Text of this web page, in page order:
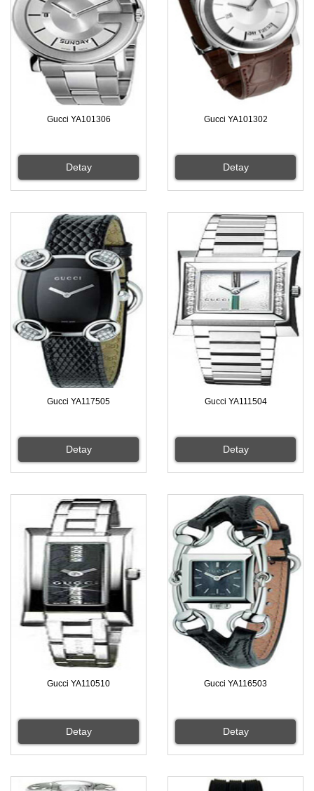
Gucci YA101306
Detay
Gucci YA101302
Detay
Gucci YA117505
Detay
Gucci YA111504
Detay
Gucci YA110510
Detay
Gucci YA116503
Detay